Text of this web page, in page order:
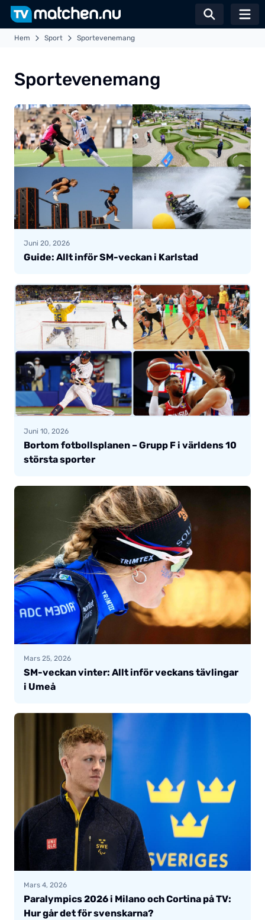
Växla
Hem Sport Sportevenemang
Sportevenemang
Juni 20, 2026
Guide: Allt inför SM-veckan i Karlstad
Juni 10, 2026
Bortom fotbollsplanen – Grupp F i världens 10
största sporter
Mars 25, 2026
SM-veckan vinter: Allt inför veckans tävlingar
i Umeå
Mars 4, 2026
Paralympics 2026 i Milano och Cortina på TV:
Hur går det för svenskarna?